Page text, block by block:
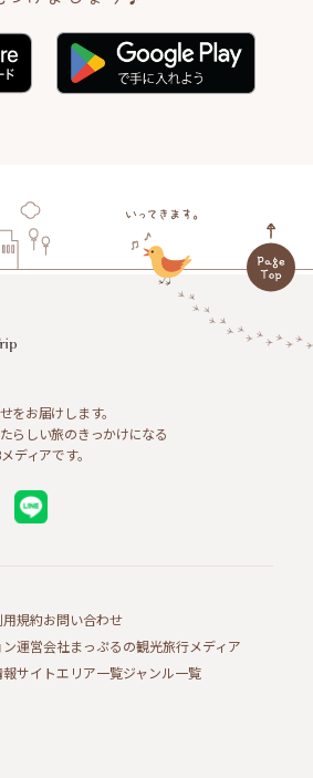
をお届けします。
らしい旅のきっかけになる
ディアです。
用規約お問い合わせ
運営会社まっぷるの観光旅行メディア
サイトエリア一覧ジャンル一覧